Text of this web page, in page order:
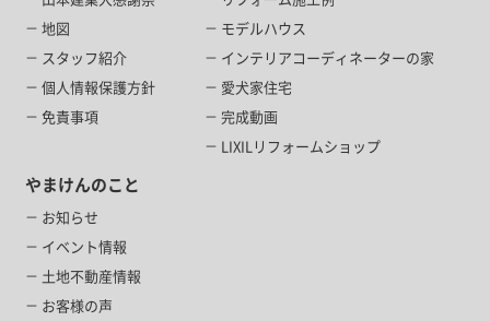
地図
スタッフ紹介
個人情報保護方針
免責事項
モデルハウス
インテリアコーディネーターの家
愛犬家住宅
完成動画
LIXILリフォームショップ
やまけんのこと
お知らせ
イベント情報
土地不動産情報
お客様の声